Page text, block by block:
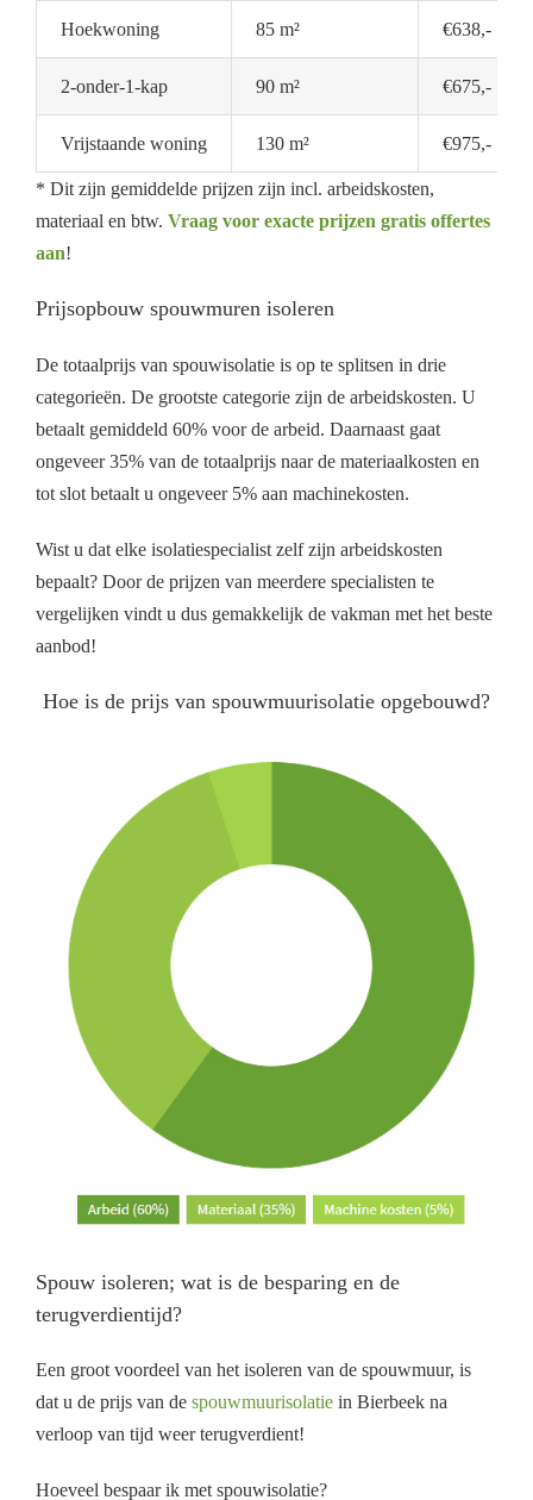
Hoekwoning 85 m² €638,-
2-onder-1-kap 90 m² €675,-
Vrijstaande woning 130 m² €975,-
* Dit zijn gemiddelde prijzen zijn incl. arbeidskosten,
materiaal en btw. Vraag voor exacte prijzen gratis offertes
aan!
Prijsopbouw spouwmuren isoleren
De totaalprijs van spouwisolatie is op te splitsen in drie
categorieën. De grootste categorie zijn de arbeidskosten. U
betaalt gemiddeld 60% voor de arbeid. Daarnaast gaat
ongeveer 35% van de totaalprijs naar de materiaalkosten en
tot slot betaalt u ongeveer 5% aan machinekosten.
Wist u dat elke isolatiespecialist zelf zijn arbeidskosten
bepaalt? Door de prijzen van meerdere specialisten te
vergelijken vindt u dus gemakkelijk de vakman met het beste
aanbod!
Hoe is de prijs van spouwmuurisolatie opgebouwd?
Spouw isoleren; wat is de besparing en de
terugverdientijd?
Een groot voordeel van het isoleren van de spouwmuur, is
dat u de prijs van de spouwmuurisolatie in Bierbeek na
verloop van tijd weer terugverdient!
Hoeveel bespaar ik met spouwisolatie?